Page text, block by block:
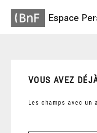
Espace
VOUS AVEZ
Les champs avec